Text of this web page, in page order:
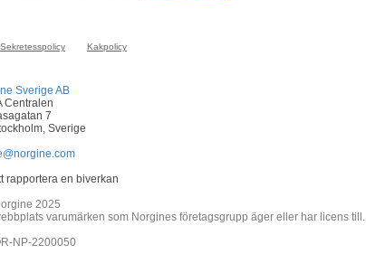
Sekretesspolicy Kakpolicy
Sverige AB
Centralen
7
Sverige
rapportera en biverkan
2025
varumärken som Norgines företagsgrupp äger eller har licens till.
NP-2200050